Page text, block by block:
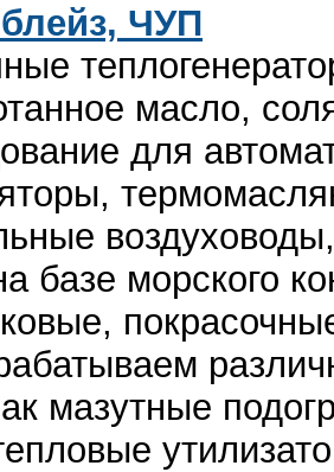
ЧУП
масло,
для
базе морского
мазутные